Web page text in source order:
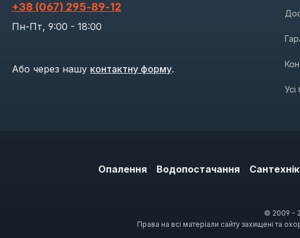
+38 (067) 295‑89‑12
Пн-Пт, 9:00 - 18:00
Або через нашу контактну форму.
Опалення Водопостачання
© 2009 -
Права на всі матеріали сайту захищені та